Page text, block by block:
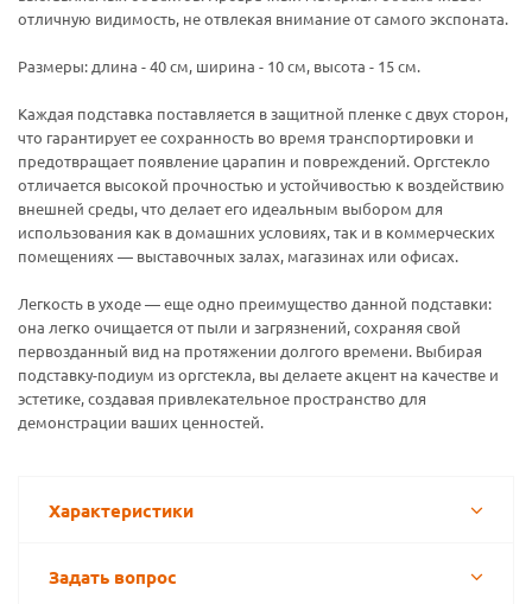
отличную видимость, не отвлекая внимание от самого экспоната.
Размеры: длина - 40 см, ширина - 10 см, высота - 15 см.
Каждая подставка поставляется в защитной пленке с двух сторон,
что гарантирует ее сохранность во время транспортировки и
предотвращает появление царапин и повреждений. Оргстекло
отличается высокой прочностью и устойчивостью к воздействию
внешней среды, что делает его идеальным выбором для
использования как в домашних условиях, так и в коммерческих
помещениях — выставочных залах, магазинах или офисах.
Легкость в уходе — еще одно преимущество данной подставки:
она легко очищается от пыли и загрязнений, сохраняя свой
первозданный вид на протяжении долгого времени. Выбирая
подставку-подиум из оргстекла, вы делаете акцент на качестве и
эстетике, создавая привлекательное пространство для
демонстрации ваших ценностей.
Характеристики
Задать вопрос